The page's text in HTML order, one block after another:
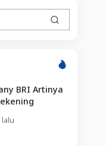
BRI Artinya